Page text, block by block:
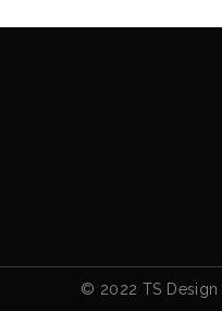
© 2022 TS Design